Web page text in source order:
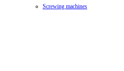
Screwing machines